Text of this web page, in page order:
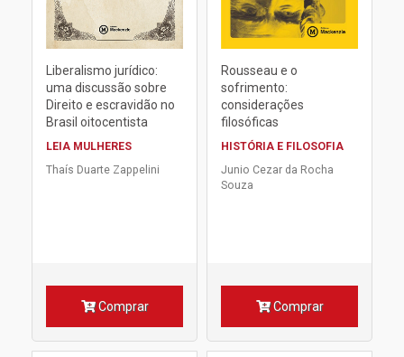
Liberalismo jurídico:
uma discussão sobre
Direito e escravidão no
Brasil oitocentista
LEIA MULHERES
Thaís Duarte Zappelini
Comprar
Rousseau e o
sofrimento:
considerações
filosóficas
HISTÓRIA E FILOSOFIA
Junio Cezar da Rocha
Souza
Comprar